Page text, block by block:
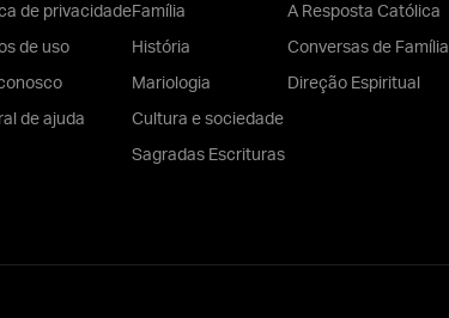
de privacidade
de uso
de ajuda
Família
História
Mariologia
Cultura e sociedade
Sagradas Escrituras
A Resposta Católica
Conversas de Família
Direção Espiritual